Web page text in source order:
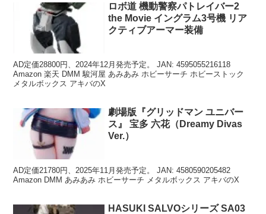
ロボ道 機動警察パトレイバー2
the Movie イングラム3号機 リア
クティブアーマー装備
AD定価28800円、2024年12月発売予定。 JAN: 4595055216118
Amazon 楽天 DMM 駿河屋 あみあみ ホビーサーチ ホビーストック
メタルボックス アキバのX
劇場版『グリッドマン ユニバー
ス』 宝多 六花（Dreamy Divas
Ver.）
AD定価21780円、2025年11月発売予定。 JAN: 4580590205482
Amazon DMM あみあみ ホビーサーチ メタルボックス アキバのX
HASUKI SALVOシリーズ SA03